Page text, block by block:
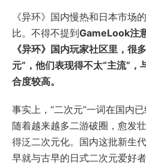
《异环》国内慢热和日本市场
比。不得不提到GameLook注
《异环》国内玩家社区里，很
元”，他们表现得不太“主流”
合度较高。
事实上，“二次元”一词在国内
随着越来越多二游破圈，愈发
得泛二次元化。国内这批新生
早就与古早的日式二次元爱好